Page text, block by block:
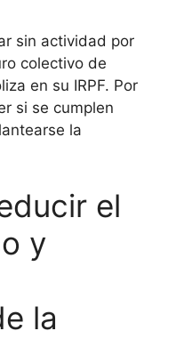
sin actividad por
colectivo de
en su IRPF. Por
si se cumplen
la
el
y
la